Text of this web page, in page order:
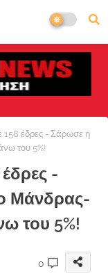
158 έδρες - Σάρωσε η
του 5%!
-
Μάνδρας-
του 5%!
0